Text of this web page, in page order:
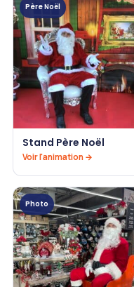
Père Noël
Stand Père Noël
Voir l'animation →
Photo